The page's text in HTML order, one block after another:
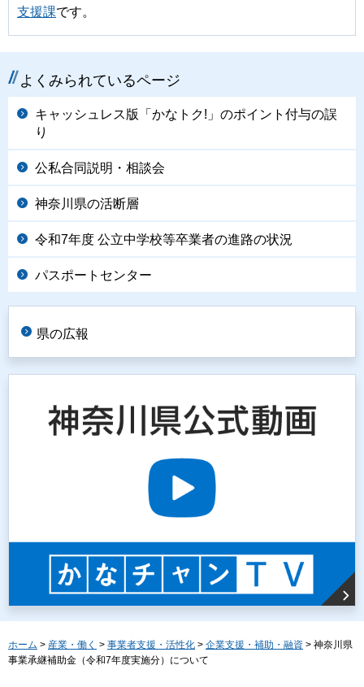
支援課です。
よくみられているページ
キャッシュレス版「かなトク!」のポイント付与の誤
り
公私合同説明・相談会
神奈川県の活断層
令和7年度 公立中学校等卒業者の進路の状況
パスポートセンター
県の広報
ホーム > 産業・働く > 事業者支援・活性化 > 企業支援・補助・融資 > 神奈川県
事業承継補助金（令和7年度実施分）について